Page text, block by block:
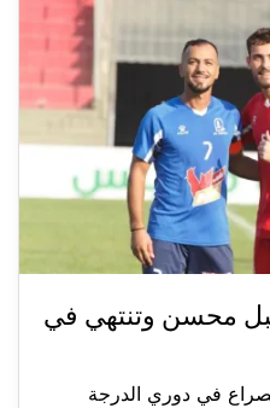
محسن وتنتهي في
في دوري الدرجة